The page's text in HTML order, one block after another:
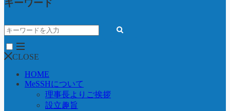
キーワード
CLOSE
HOME
MeSSHについて
理事長よりご挨拶
設立趣旨